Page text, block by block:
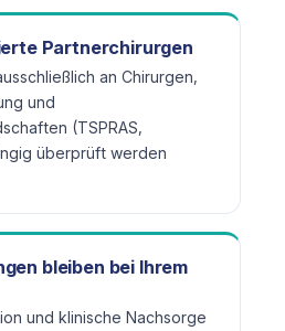
Partnerchirurgen
an Chirurgen,
und
(TSPRAS,
überprüft werden
bleiben bei Ihrem
und klinische Nachsorge